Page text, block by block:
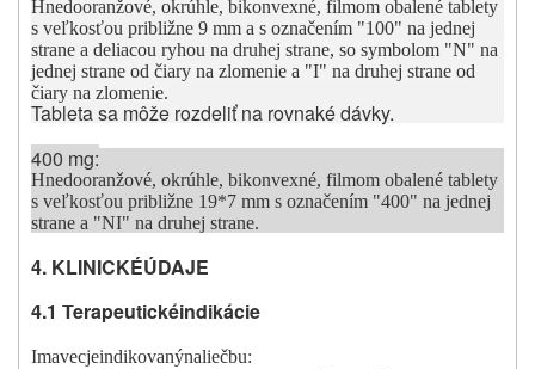
Hnedooranžové, okrúhle, bikonvexné, filmom obalené tablety
s veľkosťou približne 9 mm a s označením "100" na jednej
strane a deliacou ryhou na druhej strane, so symbolom "N" na
jednej strane od čiary na zlomenie a "I" na druhej strane od
čiary na zlomenie.
Tableta sa môže rozdeliť na rovnaké dávky.
400 mg:
Hnedooranžové, okrúhle, bikonvexné, filmom obalené tablety
s veľkosťou približne 19*7 mm s označením "400" na jednej
strane a "NI" na druhej strane.
4. KLINICKÉÚDAJE
4.1 Terapeutickéindikácie
Imavecjeindikovanýnaliečbu: